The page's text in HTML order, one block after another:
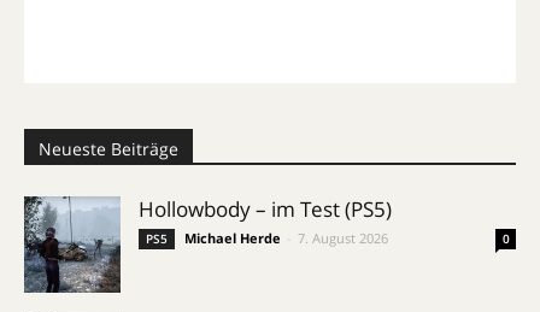
Neueste Beiträge
Hollowbody – im Test (PS5)
PS5 Michael Herde 7. August 2026 0